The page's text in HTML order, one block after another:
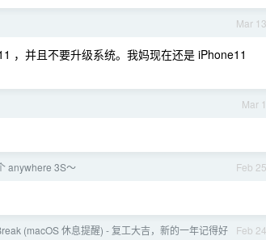
Mar 13
，并且不要升级系统。我妈现在还是 iPhone11
Mar 1
Feb 25
anywhere 3S～
Feb 24
(macOS 休息提醒) - 复工大吉，新的一年记得好